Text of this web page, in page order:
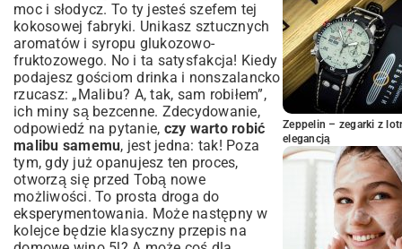
kokosowego
Jak uniknąć najczęstszych błędów?
Eksperymentowanie ze smakiem –
wariacje
Jak serwować domowe Malibu?
Przepisy na drinki!
Klasyczna Piña Colada z domowym Malibu
Inne orzeźwiające koktajle
Podsumowanie: Smak Karaibów w
Twoim domu
moc i słodycz. To ty jesteś szefem tej
kokosowej fabryki. Unikasz sztucznych
aromatów i syropu glukozowo-
fruktozowego. No i ta satysfakcja! Kiedy
podajesz gościom drinka i nonszalancko
rzucasz: „Malibu? A, tak, sam robiłem”,
ich miny są bezcenne. Zdecydowanie,
odpowiedź na pytanie, czy warto robić
malibu samemu, jest jedna: tak! Poza
tym, gdy już opanujesz ten proces,
otworzą się przed Tobą nowe
możliwości. To prosta droga do
eksperymentowania. Może następny w
kolejce będzie klasyczny przepis na
Zeppelin – zegarki z
elegancją